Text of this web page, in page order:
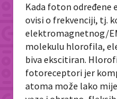
Kada foton određene
ovisi o frekvenciji, tj.
elektromagnetnog/
molekulu hlorofila,
biva ekscitiran.
fotoreceptori jer
atoma može lako